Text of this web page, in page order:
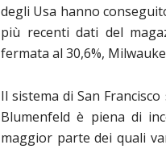
degli Usa hanno
più recenti dati del
fermata al 30,6%,
Il sistema di San
Blumenfeld è piena di
maggior parte dei quali